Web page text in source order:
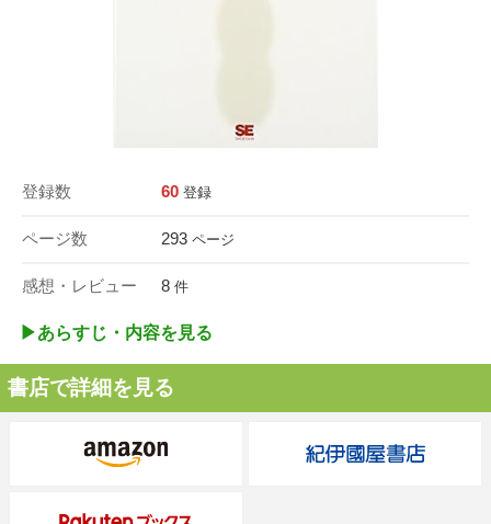
登録数 60 登録
ページ数 293 ページ
感想・レビュー 8 件
▶︎あらすじ・内容を見る
書店で詳細を見る